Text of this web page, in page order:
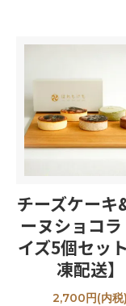
チーズケーキ
ーヌショコ
イズ5個セッ
凍配送】
2,700円(内税)